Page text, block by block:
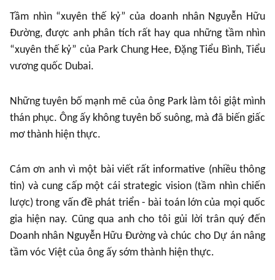
Tầm nhìn “xuyên thế kỷ” của doanh nhân Nguyễn Hữu
Đường, được anh phân tích rất hay qua những tầm nhìn
“xuyên thế kỷ” của Park Chung Hee, Đặng Tiểu Bình, Tiểu
vương quốc Dubai.
Những tuyên bố mạnh mẽ của ông Park làm tôi giật mình
thán phục. Ông ấy không tuyên bố suông, mà đã biến giấc
mơ thành hiện thực.
Cám ơn anh vì một bài viết rất informative (nhiều thông
tin) và cung cấp một cái strategic vision (tầm nhìn chiến
lược) trong vấn đề phát triển - bài toán lớn của mọi quốc
gia hiện nay. Cũng qua anh cho tôi gủi lời trân quý đến
Doanh nhân Nguyễn Hữu Đường và chúc cho Dự án nâng
tầm vóc Việt của ông ấy sớm thành hiện thực.